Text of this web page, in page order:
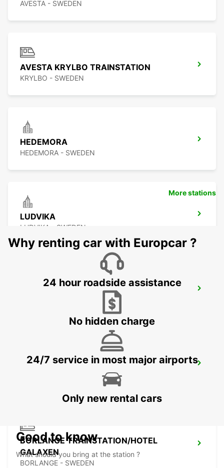
AVESTA - SWEDEN
AVESTA KRYLBO TRAINSTATION
KRYLBO - SWEDEN
HEDEMORA
HEDEMORA - SWEDEN
LUDVIKA
LUDVIKA - SWEDEN
BORLANGE - IKC
BORLANGE TRAINSTATION/HOTEL
GALAXEN
BORLANGE - SWEDEN
More stations
Why renting car with Europcar ?
24 hour roadside assistance
No hidden charge
24/7 service in most major airports
Only new rental cars
Good to know
What should you bring at the station ?